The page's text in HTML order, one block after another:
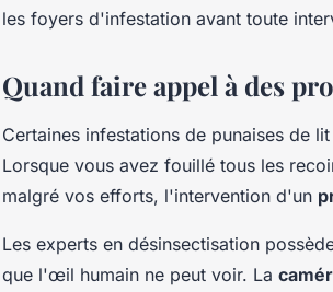
les foyers d'infestation avant toute
Quand faire appel à des
Certaines infestations de punaises de
Lorsque vous avez fouillé tous les
malgré vos efforts, l'intervention d'un
Les experts en désinsectisation
que l'œil humain ne peut voir. La